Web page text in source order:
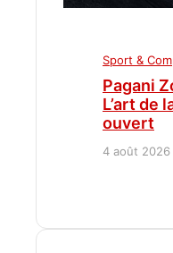
Sport &
Pagani
L’art de
ouvert
4 août 2026